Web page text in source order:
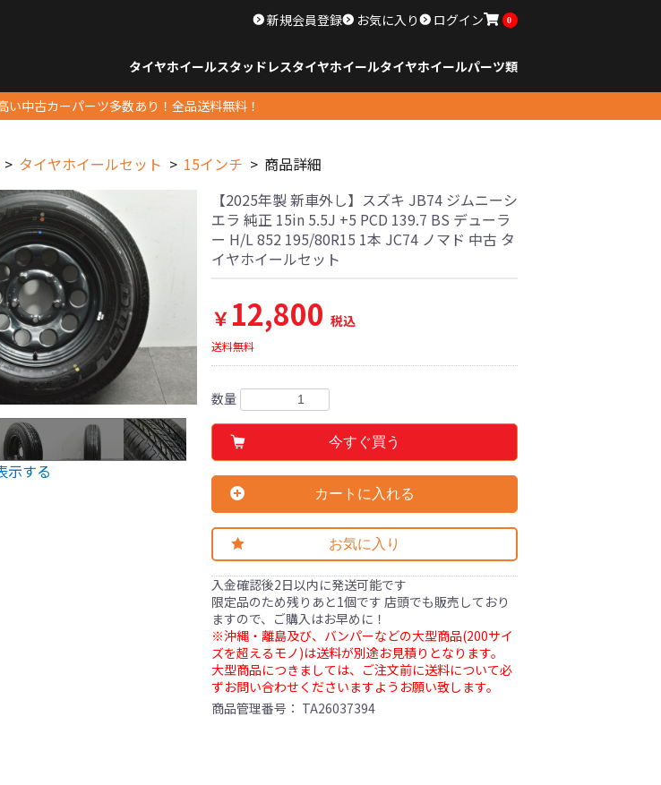
新規会員登録 お気に入り ログイン 0
タイヤホイールスタッドレスタイヤホイールタイヤホイールパーツ類
い中古カーパーツ多数あり！全品送料無料！
タイヤホイールセット 15インチ 商品詳細
示する
【2025年製 新車外し】スズキ JB74 ジムニーシ
エラ 純正 15in 5.5J +5 PCD 139.7 BS デューラ
ー H/L 852 195/80R15 1本 JC74 ノマド 中古 タ
イヤホイールセット
￥ 12,800 税込
送料無料
数量
今すぐ買う
カートに入れる
お気に入り
入金確認後2日以内に発送可能です
限定品のため残りあと1個です 店頭でも販売しており
ますので、ご購入はお早めに！
※沖縄・離島及び、バンパーなどの大型商品(200サイ
ズを超えるモノ)は送料が別途お見積りとなります。
大型商品につきましては、ご注文前に送料について必
ずお問い合わせくださいますようお願い致します。
商品管理番号： TA26037394